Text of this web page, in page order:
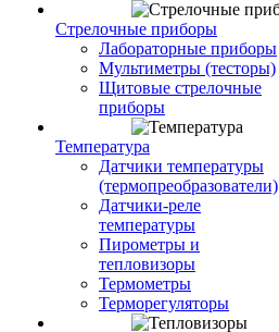
Стрелочные приборы
Лабораторные приборы
Мультиметры (тесторы)
Щитовые стрелочные
приборы
Температура
Датчики температуры
(термопреобразователи)
Датчики-реле
температуры
Пирометры и
тепловизоры
Термометры
Терморегуляторы